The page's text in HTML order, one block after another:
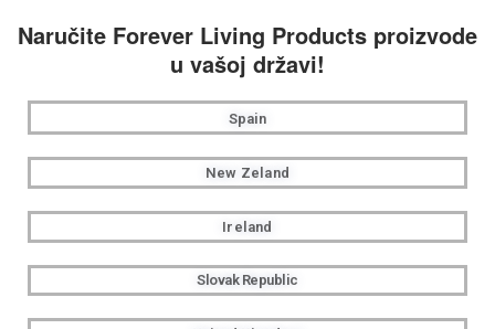
Naručite Forever Living Products proizvode
u vašoj državi!
Spain
New Zeland
Ireland
Slovak Republic